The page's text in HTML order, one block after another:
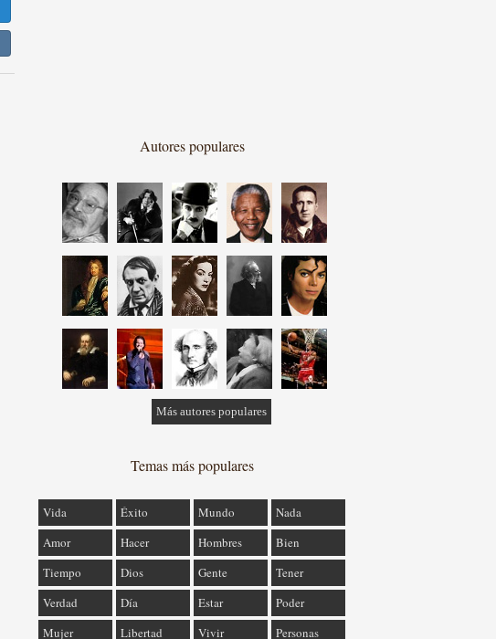
Autores populares
Más autores populares
Temas más populares
Vida Éxito Mundo
Nada
Amor
Hacer Hombres
Bien
Tiempo
Dios Gente
Tener
Verdad
Día Estar
Poder
Mujer
Libertad Vivir Personas